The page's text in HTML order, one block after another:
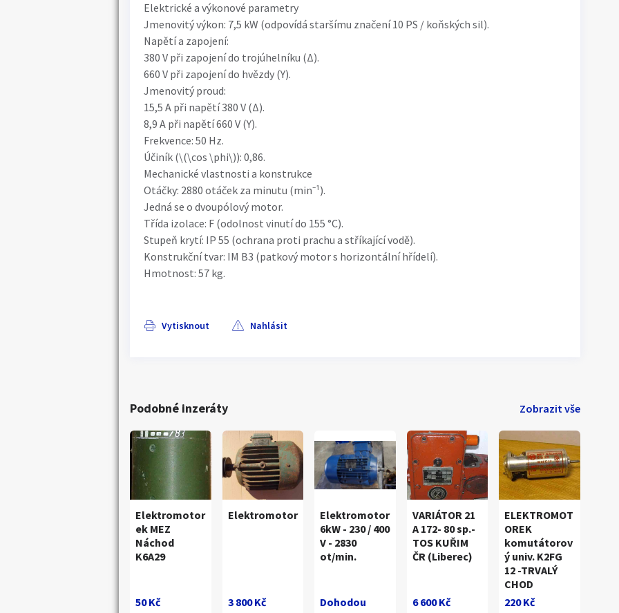
Elektrické a výkonové parametry
Jmenovitý výkon: 7,5 kW (odpovídá staršímu značení 10 PS / koňských sil).
Napětí a zapojení:
380 V při zapojení do trojúhelníku (Δ).
660 V při zapojení do hvězdy (Y).
Jmenovitý proud:
15,5 A při napětí 380 V (Δ).
8,9 A při napětí 660 V (Y).
Frekvence: 50 Hz.
Účiník (\(\cos \phi\)): 0,86.
Mechanické vlastnosti a konstrukce
Otáčky: 2880 otáček za minutu (min⁻¹).
Jedná se o dvoupólový motor.
Třída izolace: F (odolnost vinutí do 155 °C).
Stupeň krytí: IP 55 (ochrana proti prachu a stříkající vodě).
Konstrukční tvar: IM B3 (patkový motor s horizontální hřídelí).
Hmotnost: 57 kg.
Vytisknout Nahlásit
Podobné inzeráty Zobrazit vše
Elektromotor
ek MEZ
Náchod
K6A29
50 Kč
Elektromotor
3 800 Kč
Elektromotor
6kW - 230 / 400
V - 2830
ot/min.
Dohodou
VARIÁTOR 21
A 172- 80 sp.-
TOS KUŘIM
ČR (Liberec)
6 600 Kč
ELEKTROMOT
OREK
komutátorov
ý univ. K2FG
12 -TRVALÝ
CHOD
220 Kč